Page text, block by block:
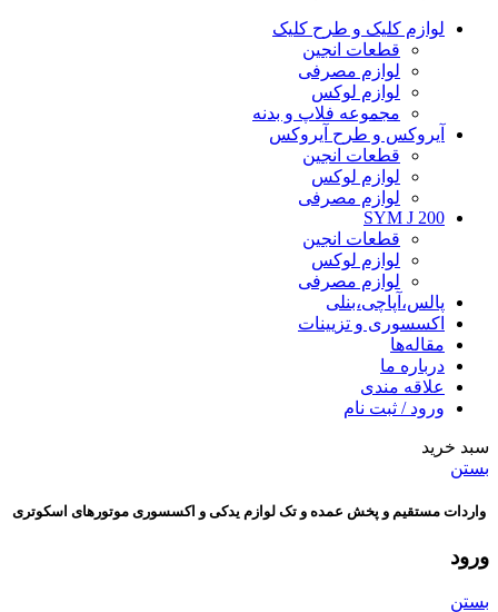
لوازم کلیک و طرح کلیک
قطعات انجین
لوازم مصرفی
لوازم لوکس
مجموعه فلاپ و بدنه
آیروکس و طرح آیروکس
قطعات انجین
لوازم لوکس
لوازم مصرفی
SYM J 200
قطعات انجین
لوازم لوکس
لوازم مصرفی
پالس،آپاچی،بنلی
اکسسوری و تزیینات
مقاله‌ها
درباره‌ ما
علاقه مندی
ورود / ثبت نام
سبد خرید
بستن
واردات مستقیم و پخش عمده و تک لوازم یدکی و اکسسوری موتورهای اسکوتری
ورود
بستن